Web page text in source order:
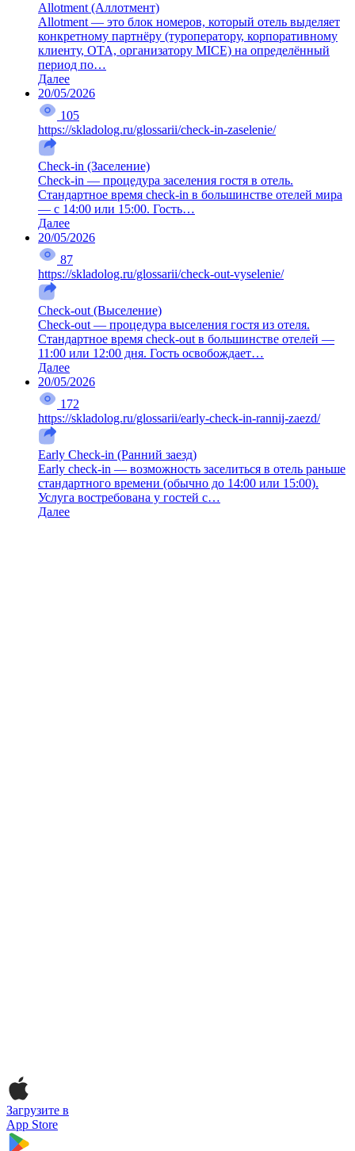
Allotment (Аллотмент)
Allotment — это блок номеров, который отель выделяет
конкретному партнёру (туроператору, корпоративному
клиенту, OTA, организатору MICE) на определённый
период по…
Далее
20/05/2026
105
https://skladolog.ru/glossarii/check-in-zaselenie/
Check-in (Заселение)
Check-in — процедура заселения гостя в отель.
Стандартное время check-in в большинстве отелей мира
— с 14:00 или 15:00. Гость…
Далее
20/05/2026
87
https://skladolog.ru/glossarii/check-out-vyselenie/
Check-out (Выселение)
Check-out — процедура выселения гостя из отеля.
Стандартное время check-out в большинстве отелей —
11:00 или 12:00 дня. Гость освобождает…
Далее
20/05/2026
172
https://skladolog.ru/glossarii/early-check-in-rannij-zaezd/
Early Check-in (Ранний заезд)
Early check-in — возможность заселиться в отель раньше
стандартного времени (обычно до 14:00 или 15:00).
Услуга востребована у гостей с…
Далее
Загрузите в
App Store